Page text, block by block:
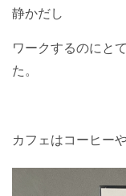
静かだし
ワークするのにと
た。
カフェはコーヒー